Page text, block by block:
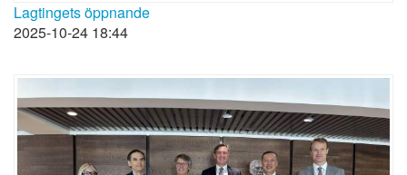
Lagtingets öppnande
2025-10-24 18:44